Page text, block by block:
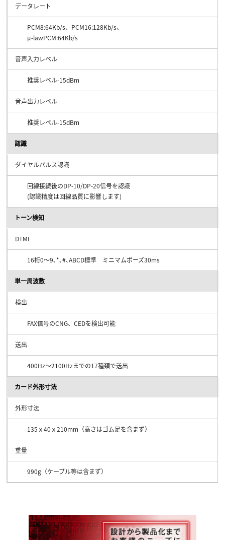
データレート
PCM8:64Kb/s、PCM16:128Kb/s、
μ-lawPCM:64Kb/s
音声入力レベル
推奨レベル-15dBm
音声出力レベル
推奨レベル-15dBm
認識
ダイヤルパルス認識
回線接続後のDP-10/DP-20信号を認識
(認識精度は回線品質に影響します)
トーン検知
DTMF
16桁0～9､*､#､ABCD標準 ミニマムポーズ30ms
単一周波数
検出
FAX信号のCNG、CEDを検出可能
送出
400Hz～2100Hzまでの17種類で送出
カード外形寸法
外形寸法
135ｘ40ｘ210mm（高さはゴム足を含まず）
重量
990g（ケーブル等は含まず）